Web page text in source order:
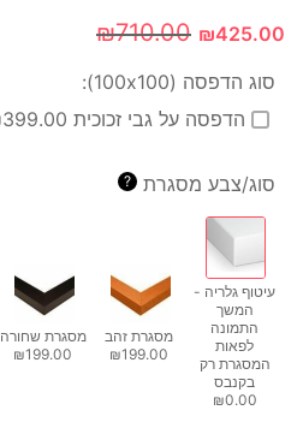
₪425.00
₪710.00
סוג הדפסה (100x100):
הדפסה על גבי זכוכית ₪399.00
סוג/צבע מסגרת ?
עיטוף גלריה -
המשך
התמונה
לפאות
המסגרת רק
בקנבס
₪0.00
מסגרת זהב
₪199.00
מסגרת שחורה
₪199.00